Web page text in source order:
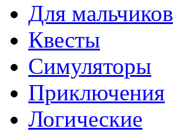
Для мальчиков
Квесты
Симуляторы
Приключения
Логические